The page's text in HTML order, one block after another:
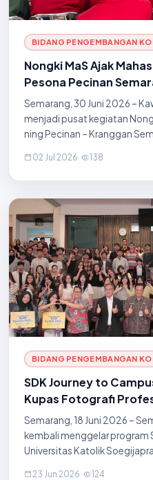
BIDANG PENGEMBANGAN
Nongki MaS Ajak
Pesona Pecinan
Digital
Semarang, 30 Juni 2026 –
menjadi pusat kegiatan
ning Pecinan – Kranggan
UNISBANK, Universitas Dian
UNISBANK Kampus Vokasi,
digital. Bersama kreator
yang akrab disapa Mas
berbagai konten kreatif di
02 Jul 2026 · 138
BIDANG PENGEMBANGAN
SDK Journey to
Kupas Fotografi
Pemanfaatan AI dalam
Semarang, 18 Juni 2026 –
kembali menggelar program
Universitas Katolik
23 Jun 2026 · 124